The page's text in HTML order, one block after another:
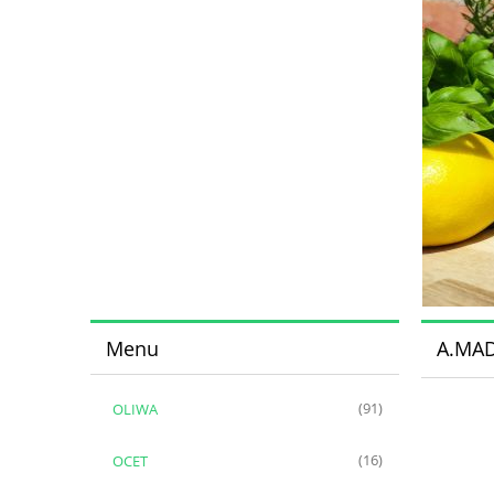
Menu
OLIWA (91)
OCET (16)